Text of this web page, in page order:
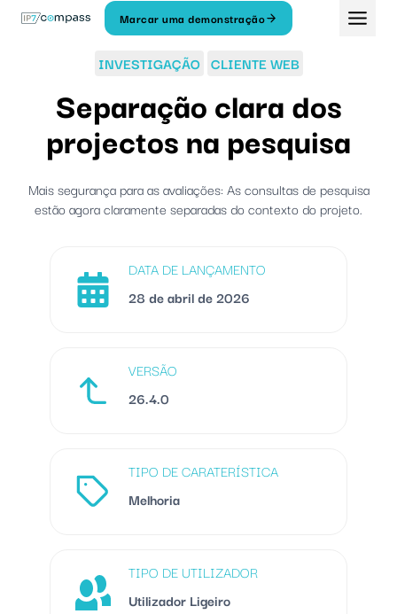
Saltar
para
Marcar uma demonstração
INVESTIGAÇÃO CLIENTE WEB
Separação clara dos
projectos na pesquisa
Mais segurança para as avaliações: As consultas de pesquisa
estão agora claramente separadas do contexto do projeto.
DATA DE LANÇAMENTO
28 de abril de 2026
VERSÃO
26.4.0
TIPO DE CARATERÍSTICA
Melhoria
TIPO DE UTILIZADOR
Utilizador Ligeiro